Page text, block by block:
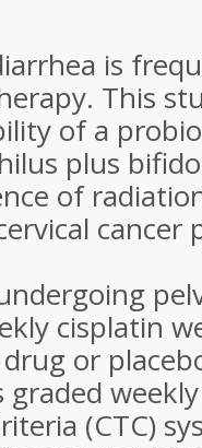
is
This
of a
plus
of
cancer
cisplatin
or
(CTC)